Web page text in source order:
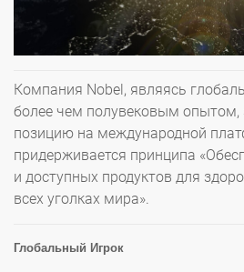
Компания Nobel, являясь
более чем полувековым
позицию на международной
придерживается принципа
и доступных продуктов для
всех уголках мира».
Глобальный Игрок